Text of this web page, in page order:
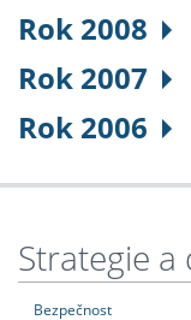
Rok 2008
Rok 2007
Rok 2006
Strategie
Bezpečnost